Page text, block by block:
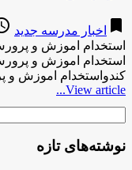
bookmark اخبار مدرسه جدید
استخدام اموزش و
استخدام اموزش و
کندواستخدام اموزش
View article...
نوشته‌های تازه